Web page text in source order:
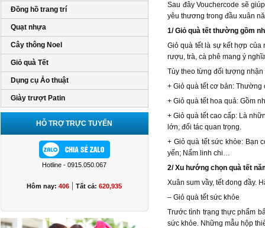
Đồng hồ trang trí
Quạt nhựa
Cây thông Noel
Giỏ quà Tết
Dụng cụ Ảo thuật
Giày trượt Patin
HỖ TRỢ TRỰC TUYẾN
Hotline - 0915.050.067
Hôm nay: 406 | Tất cả: 620,935
Sau đây Vouchercode sẽ
yêu thương trong đầu xuân
1/ Giỏ quà tết thường gồm
Giỏ quà tết là sự kết hợp của
rượu, trà, cà phê mang ý
Tùy theo từng đối tượng
+ Giỏ quà tết cơ bản:
+ Giỏ quà tết hoa quả: Gồm
+ Giỏ quà tết cao cấp: Là
lớn, đối tác quan trọng.
+ Giỏ quà tết sức khỏe: Bạn
yến; Nấm linh chi…
2/ Xu hướng chọn quà tết
Xuân sum vầy, tết đong đầy.
– Giỏ quà tết sức khỏe
Trước tình trạng thực phẩm
sức khỏe. Những mẫu hộp